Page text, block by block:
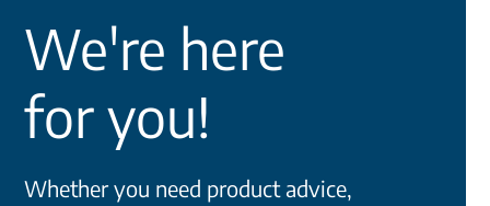
We're here
for you!
Whether you need product advice,